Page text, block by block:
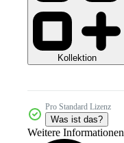
Kollektion
Pro Standard Lizenz
Was ist das?
Weitere Informationen